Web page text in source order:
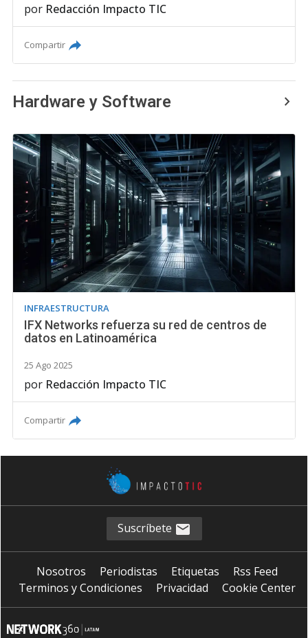
por Redacción Impacto TIC
Compartir
Hardware y Software
INFRAESTRUCTURA
IFX Networks refuerza su red de centros de
datos en Latinoamérica
25 Ago 2025
por Redacción Impacto TIC
Compartir
Suscríbete
Nosotros Periodistas Etiquetas
Rss Feed
Terminos y Condiciones
Privacidad Cookie Center